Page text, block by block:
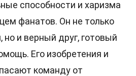
способности и харизма
фанатов. Он не только
но и верный друг, готовый
Его изобретения и
команду от